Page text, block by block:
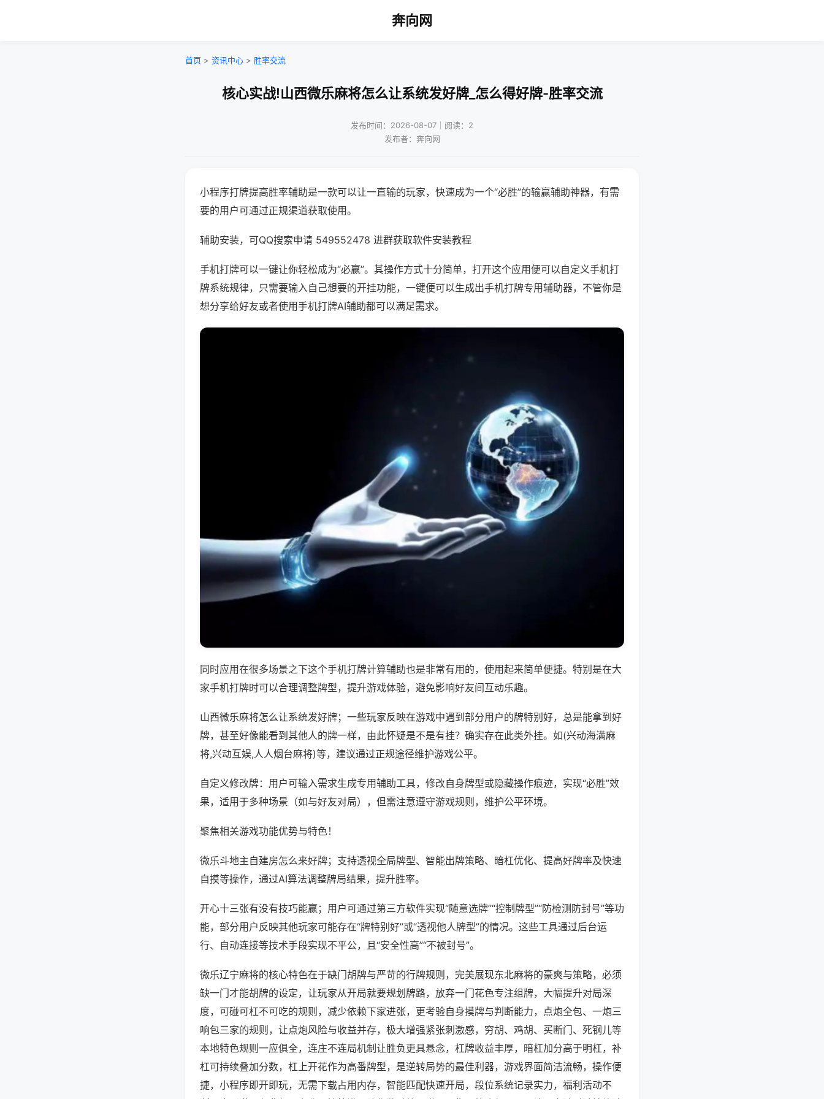
奔向网
首页 > 资讯中心 > 胜率交流
核心实战!山西微乐麻将怎么让系统发好牌_怎么得好牌-胜率交流
发布时间：2026-08-07｜阅读：2
发布者：奔向网
小程序打牌提高胜率辅助是一款可以让一直输的玩家，快速成为一个“必胜”的输赢辅助神器，有需
要的用户可通过正规渠道获取使用。
辅助安装，可QQ搜索申请 549552478 进群获取软件安装教程
手机打牌可以一键让你轻松成为“必赢”。其操作方式十分简单，打开这个应用便可以自定义手机打
牌系统规律，只需要输入自己想要的开挂功能，一键便可以生成出手机打牌专用辅助器，不管你是
想分享给好友或者使用手机打牌AI辅助都可以满足需求。
同时应用在很多场景之下这个手机打牌计算辅助也是非常有用的，使用起来简单便捷。特别是在大
家手机打牌时可以合理调整牌型，提升游戏体验，避免影响好友间互动乐趣。
山西微乐麻将怎么让系统发好牌；一些玩家反映在游戏中遇到部分用户的牌特别好，总是能拿到好
牌，甚至好像能看到其他人的牌一样，由此怀疑是不是有挂？确实存在此类外挂。如(兴动海满麻
将,兴动互娱,人人烟台麻将)等，建议通过正规途径维护游戏公平。
自定义修改牌：用户可输入需求生成专用辅助工具，修改自身牌型或隐藏操作痕迹，实现“必胜”效
果，适用于多种场景（如与好友对局），但需注意遵守游戏规则，维护公平环境。
聚焦相关游戏功能优势与特色！
微乐斗地主自建房怎么来好牌；支持透视全局牌型、智能出牌策略、暗杠优化、提高好牌率及快速
自摸等操作，通过AI算法调整牌局结果，提升胜率。
开心十三张有没有技巧能赢；用户可通过第三方软件实现“随意选牌”“控制牌型”“防检测防封号”等功
能，部分用户反映其他玩家可能存在“牌特别好”或“透视他人牌型”的情况。这些工具通过后台运
行、自动连接等技术手段实现不平公，且“安全性高”“不被封号”。
微乐辽宁麻将的核心特色在于缺门胡牌与严苛的行牌规则，完美展现东北麻将的豪爽与策略，必须
缺一门才能胡牌的设定，让玩家从开局就要规划牌路，放弃一门花色专注组牌，大幅提升对局深
度，可碰可杠不可吃的规则，减少依赖下家进张，更考验自身摸牌与判断能力，点炮全包、一炮三
响包三家的规则，让点炮风险与收益并存，极大增强紧张刺激感，穷胡、鸡胡、买断门、死钢儿等
本地特色规则一应俱全，连庄不连局机制让胜负更具悬念，杠牌收益丰厚，暗杠加分高于明杠，补
杠可持续叠加分数，杠上开花作为高番牌型，是逆转局势的最佳利器，游戏界面简洁流畅，操作便
捷，小程序即开即玩，无需下载占用内存，智能匹配快速开局，段位系统记录实力，福利活动不